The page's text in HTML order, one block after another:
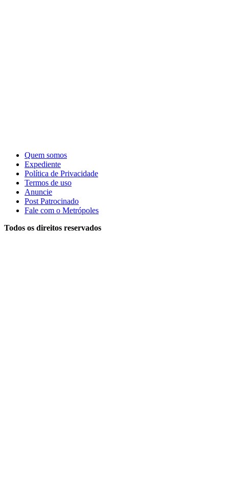
Quem somos
Expediente
Política de Privacidade
Termos de uso
Anuncie
Post Patrocinado
Fale com o Metrópoles
Todos os direitos reservados